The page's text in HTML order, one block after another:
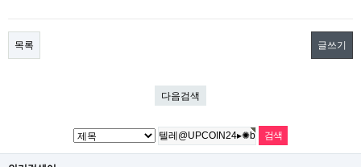
목록 글쓰기
다음검색